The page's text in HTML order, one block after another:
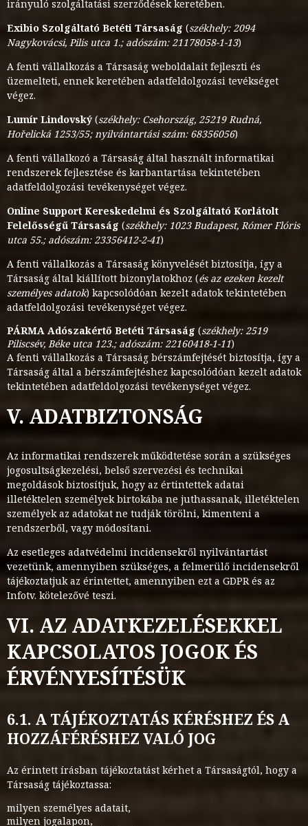
irányuló szolgáltatási szerződések keretében.
Exibio Szolgáltató Betéti Társaság (székhely: 2094
Nagykovácsi, Pilis utca 1.; adószám: 21178058-1-13)
A fenti vállalkozás a Társaság weboldalait fejleszti és
üzemelteti, ennek keretében adatfeldolgozási tevékséget
végez.
Lumír Lindovský (székhely: Csehország, 25219 Rudná,
Hořelická 1253/55; nyilvántartási szám: 68356056)
A fenti vállalkozó a Társaság által használt informatikai
rendszerek fejlesztése és karbantartása tekintetében
adatfeldolgozási tevékenységet végez.
Online Support Kereskedelmi és Szolgáltató Korlátolt
Felelősségű Társaság (székhely: 1023 Budapest, Rómer Flóris
utca 55.; adószám: 23356412-2-41)
A fenti vállalkozás a Társaság könyvelését biztosítja, így a
Társaság által kiállított bizonylatokhoz (és az ezeken kezelt
személyes adatok) kapcsolódóan kezelt adatok tekintetében
adatfeldolgozási tevékenységet végez.
PÁRMA Adószakértő Betéti Társaság (székhely: 2519
Piliscsév, Béke utca 123.; adószám: 22160418-1-11)
A fenti vállalkozás a Társaság bérszámfejtését biztosítja, így a
Társaság által a bérszámfejtéshez kapcsolódóan kezelt adatok
tekintetében adatfeldolgozási tevékenységet végez.
V. ADATBIZTONSÁG
Az informatikai rendszerek működtetése során a szükséges
jogosultságkezelési, belső szervezési és technikai
megoldások biztosítjuk, hogy az értintettek adatai
illetéktelen személyek birtokába ne juthassanak, illetéktelen
személyek az adatokat ne tudják törölni, kimenteni a
rendszerből, vagy módosítani.
Az esetleges adatvédelmi incidensekről nyilvántartást
vezetünk, amennyiben szükséges, a felmerülő incidensekről
tájékoztatjuk az érintettet, amennyiben ezt a GDPR és az
Infotv. kötelezővé teszi.
VI. AZ ADATKEZELÉSEKKEL
KAPCSOLATOS JOGOK ÉS
ÉRVÉNYESÍTÉSÜK
6.1. A TÁJÉKOZTATÁS KÉRÉSHEZ ÉS A
HOZZÁFÉRÉSHEZ VALÓ JOG
Az érintett írásban tájékoztatást kérhet a Társaságtól, hogy a
Társaság tájékoztassa:
milyen személyes adatait,
milyen jogalapon,